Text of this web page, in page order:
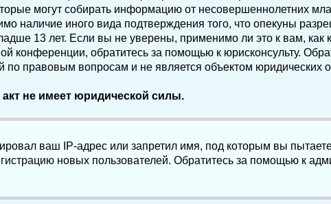
могут собирать информацию от несовершеннолетних
наличие иного вида подтверждения того, что опекуны
13 лет. Если вы не уверены, применимо ли это к вам, как к
конференции, обратитесь за помощью к юрисконсульту.
по правовым вопросам и не является объектом юридических
не имеет юридической силы.
ваш IP-адрес или запретил имя, под которым вы
новых пользователей. Обратитесь за помощью к